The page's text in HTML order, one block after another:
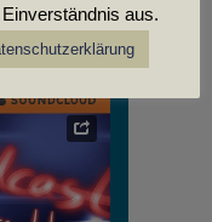
aus.